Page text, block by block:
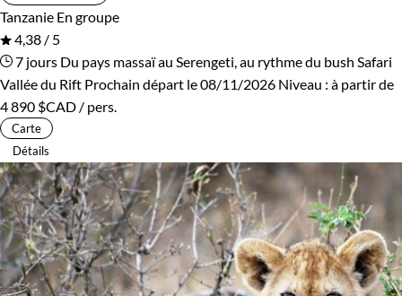
Tanzanie En groupe
4,38 / 5
7 jours Du pays massaï au Serengeti, au rythme du bush Safari
Vallée du Rift Prochain départ le 08/11/2026 Niveau : à partir de
4 890 $CAD / pers.
Carte
Détails